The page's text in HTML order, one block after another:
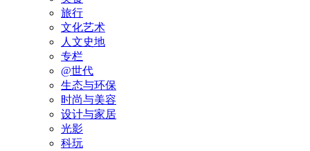
旅行
文化艺术
人文史地
专栏
@世代
生态与环保
时尚与美容
设计与家居
光影
科玩